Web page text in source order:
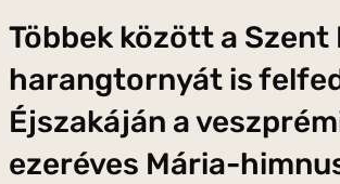
Többek között a
harangtornyát is
Éjszakáján a
ezeréves Mária-